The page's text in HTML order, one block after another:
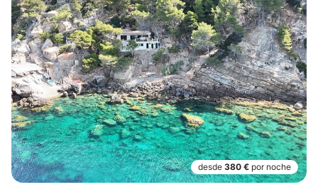
desde 380 € por noche